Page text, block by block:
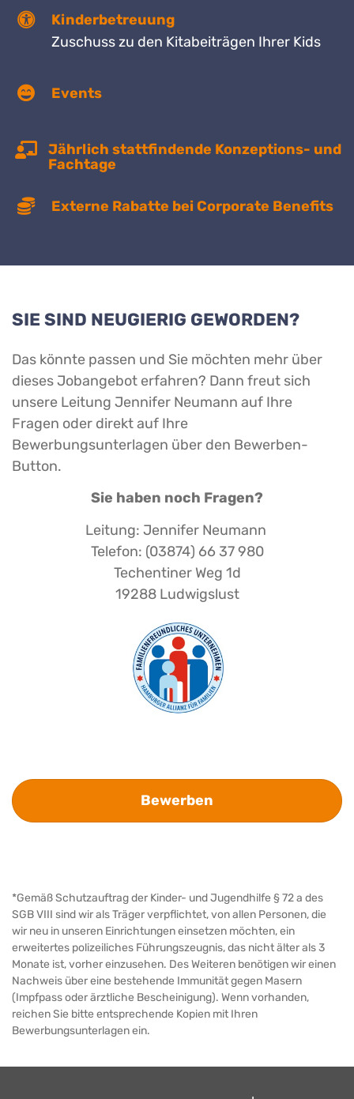
Kinderbetreuung
Zuschuss zu den Kitabeiträgen Ihrer Kids
Events
Jährlich stattfindende Konzeptions- und
Fachtage
Externe Rabatte bei Corporate Benefits
SIE SIND NEUGIERIG GEWORDEN?
Das könnte passen und Sie möchten mehr über
dieses Jobangebot erfahren? Dann freut sich
unsere Leitung Jennifer Neumann auf Ihre
Fragen oder direkt auf Ihre
Bewerbungsunterlagen über den Bewerben-
Button.
Sie haben noch Fragen?
Leitung: Jennifer Neumann
Telefon: (03874) 66 37 980
Techentiner Weg 1d
19288 Ludwigslust
Bewerben
*Gemäß Schutzauftrag der Kinder- und Jugendhilfe § 72 a des
SGB VIII sind wir als Träger verpflichtet, von allen Personen, die
wir neu in unseren Einrichtungen einsetzen möchten, ein
erweitertes polizeiliches Führungszeugnis, das nicht älter als 3
Monate ist, vorher einzusehen. Des Weiteren benötigen wir einen
Nachweis über eine bestehende Immunität gegen Masern
(Impfpass oder ärztliche Bescheinigung). Wenn vorhanden,
reichen Sie bitte entsprechende Kopien mit Ihren
Bewerbungsunterlagen ein.